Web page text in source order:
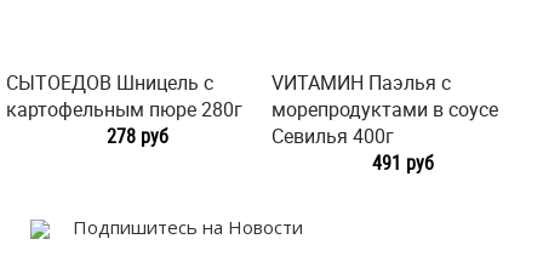
СЫТОЕДОВ Шницель с
картофельным пюре 280г
278 руб
VИТАМИН Паэлья с
морепродуктами в соусе
Севилья 400г
491 руб
Подпишитесь на Новости